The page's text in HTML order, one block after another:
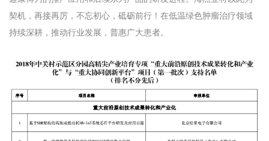
契机，再接再厉，不忘初心，砥砺前行！在低温绿色肿瘤治疗领域
持续深耕，推动行业发展，普惠广大患者。